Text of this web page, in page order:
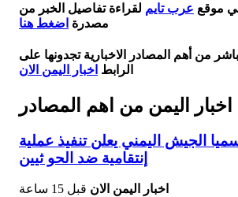
موقع عرب تايم لقراءة تفاصيل الخبر من
مصدرة اضغط هنا
من أهم المصادر الاخبارية تجدونها على
الرابط اخبار اليمن الان
اخبار اليمن من اهم المصادر
الجيش اليمني يعلن تنفيذ عملية
إنتقامية ضد الحو ثيين
اخبار اليمن الان قبل 15 ساعة